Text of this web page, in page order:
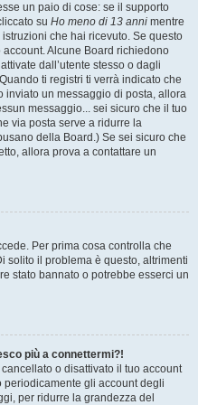
un paio di cose: se il supporto
su Ho meno di 13 anni mentre
che hai ricevuto. Se questo
Alcune Board richiedono
dall’utente stesso o dagli
ti registri ti verrà indicato che
inviato un messaggio di posta, allora
messaggio... sei sicuro che il tuo
via posta serve a ridurre la
della Board.) Se sei sicuro che
allora prova a contattare un
Per prima cosa controlla che
solito il problema è questo, altrimenti
stato bannato o potrebbe esserci un
più a connettermi?!
o disattivato il tuo account
gli account degli
per ridurre la grandezza del